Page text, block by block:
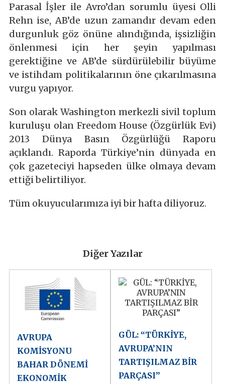
Parasal İşler ile Avro’dan sorumlu üyesi Olli
Rehn ise, AB’de uzun zamandır devam eden
durgunluk göz önüne alındığında, işsizliğin
önlenmesi için her şeyin yapılması
gerektiğine ve AB’de sürdürülebilir büyüme
ve istihdam politikalarının öne çıkarılmasına
vurgu yapıyor.
Son olarak Washington merkezli sivil toplum
kuruluşu olan Freedom House (Özgürlük Evi)
2013 Dünya Basın Özgürlüğü Raporu
açıklandı. Raporda Türkiye’nin dünyada en
çok gazeteciyi hapseden ülke olmaya devam
ettiği belirtiliyor.
Tüm okuyucularımıza iyi bir hafta diliyoruz.
Diğer Yazılar
AVRUPA
KOMİSYONU
BAHAR DÖNEMİ
EKONOMİK
GÜL: “TÜRKİYE,
AVRUPA’NIN
TARTIŞILMAZ BİR
PARÇASI”